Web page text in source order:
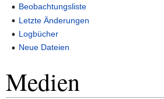
Beobachtungsliste
Letzte Änderungen
Logbücher
Neue Dateien
Medien